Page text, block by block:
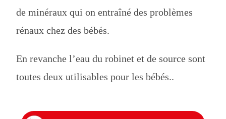
de minéraux qui on entraîné des problèmes
rénaux chez des bébés.
En revanche l’eau du robinet et de source sont
toutes deux utilisables pour les bébés..